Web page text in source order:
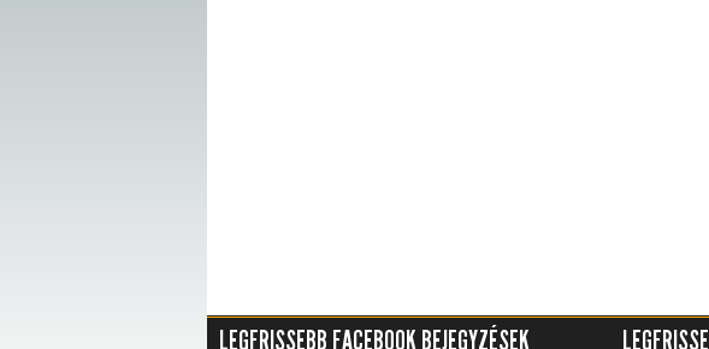
LEGFRISSEBB FACEBOOK BEJEGYZÉSEK